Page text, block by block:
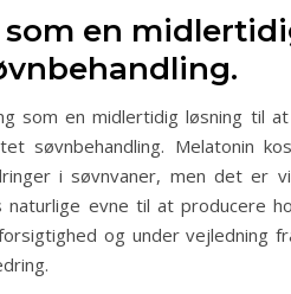
en
som en midlertidig løsning til
søvnbehandling. Melatonin
i søvnvaner, men det er
evne til at producere
og under vejledning